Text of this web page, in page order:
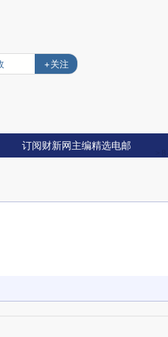
+关注
订阅财新网主编精选电邮